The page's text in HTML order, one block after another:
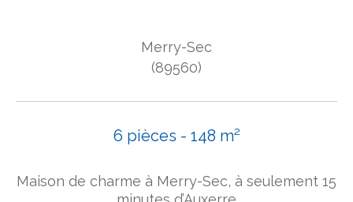
Merry-Sec
(89560)
6 pièces - 148 m²
Maison de charme à Merry-Sec, à seulement 15
EXCLUSIVITÉS